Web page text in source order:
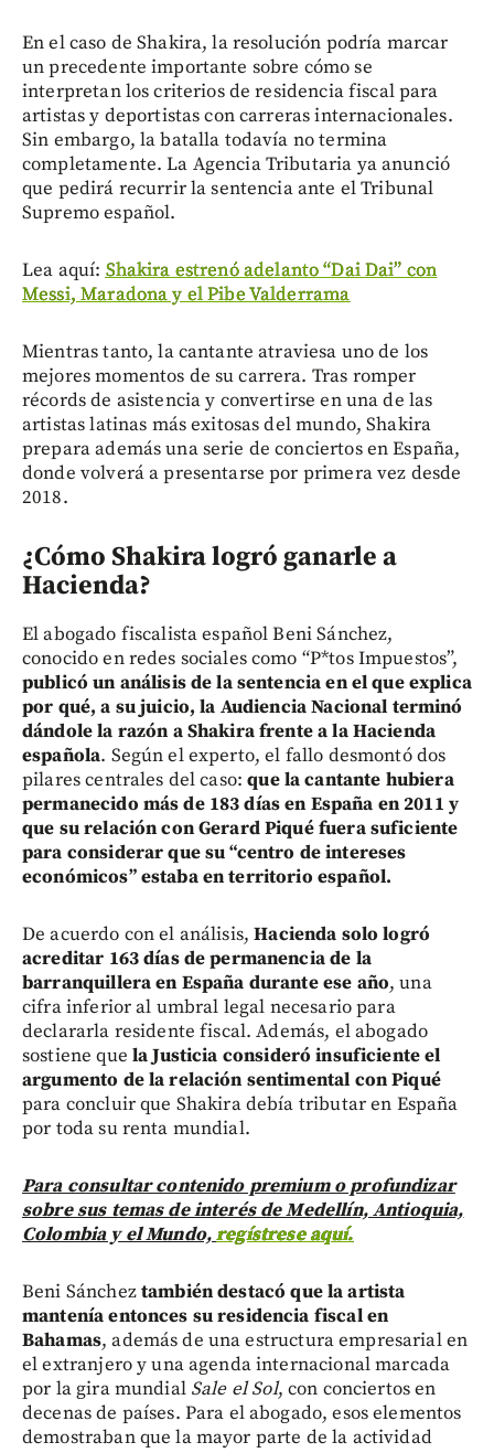
En el caso de Shakira, la resolución podría marcar
un precedente importante sobre cómo se
interpretan los criterios de residencia fiscal para
artistas y deportistas con carreras internacionales.
Sin embargo, la batalla todavía no termina
completamente. La Agencia Tributaria ya anunció
que pedirá recurrir la sentencia ante el Tribunal
Supremo español.
Lea aquí: Shakira estrenó adelanto “Dai Dai” con
Messi, Maradona y el Pibe Valderrama
Mientras tanto, la cantante atraviesa uno de los
mejores momentos de su carrera. Tras romper
récords de asistencia y convertirse en una de las
artistas latinas más exitosas del mundo, Shakira
prepara además una serie de conciertos en España,
donde volverá a presentarse por primera vez desde
2018.
¿Cómo Shakira logró ganarle a
Hacienda?
El abogado fiscalista español Beni Sánchez,
conocido en redes sociales como “P*tos Impuestos”,
publicó un análisis de la sentencia en el que explica
por qué, a su juicio, la Audiencia Nacional terminó
dándole la razón a Shakira frente a la Hacienda
española. Según el experto, el fallo desmontó dos
pilares centrales del caso:que la cantante hubiera
permanecido más de 183 días en España en 2011 y
que su relación con Gerard Piqué fuera suficiente
para considerar que su “centro de intereses
económicos” estaba en territorio español.
De acuerdo con el análisis, Hacienda solo logró
acreditar 163 días de permanencia de la
barranquillera en España durante ese año, una
cifra inferior al umbral legal necesario para
declararla residente fiscal. Además, el abogado
sostiene que la Justicia consideró insuficiente el
argumento de la relación sentimental con Piqué
para concluir que Shakira debía tributar en España
por toda su renta mundial.
Para consultar contenido premium o profundizar
sobre sus temas de interés de Medellín, Antioquia,
Colombia y el Mundo,regístrese aquí.
Beni Sáncheztambién destacó que la artista
mantenía entonces su residencia fiscal en
Bahamas, además de una estructura empresarial en
el extranjero y una agenda internacional marcada
por la gira mundial Sale el Sol, con conciertos en
decenas de países. Para el abogado, esos elementos
demostraban que la mayor parte de la actividad